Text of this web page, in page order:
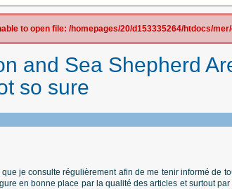
to open file: /homepages/20/d153335264/htdocs/
and Sea Shepherd
so sure
je consulte régulièrement afin de me tenir informé de
en bonne place par la qualité des articles et surtout